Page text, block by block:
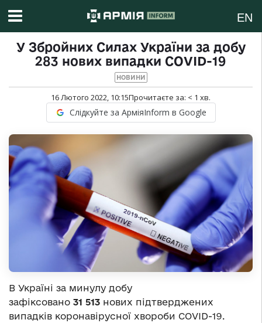
EN
У Збройних Силах України за добу
283 нових випадки COVID-19
НОВИНИ
16 Лютого 2022, 10:15Прочитаєте за: < 1 хв.
Слідкуйте за АрміяInform в Google
В Україні за минулу добу
зафіксовано 31 513 нових підтверджених
випадків коронавірусної хвороби COVID-19.